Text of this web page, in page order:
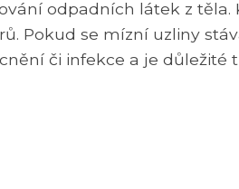
odpadních látek z těla.
Pokud se mízní uzliny
či infekce a je důležité